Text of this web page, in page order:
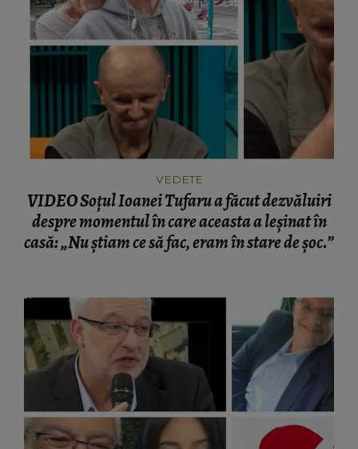
VEDETE
VIDEO Soțul Ioanei Tufaru a făcut dezvăluiri
despre momentul în care aceasta a leșinat în
casă: „Nu știam ce să fac, eram în stare de șoc.”